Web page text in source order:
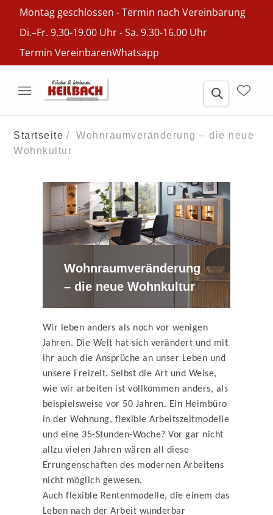
Montag geschlossen - Termin nach Vereinbarung
Di.–Fr. 9.30-19.00 Uhr - Sa. 9.30-16.00 Uhr
Termin VereinbarenWhatsapp
Startseite
Wohnraumveränderung – die neue
Wohnkultur
Wohnraumveränderung
– die neue Wohnkultur
Wir leben anders als noch vor wenigen
Jahren. Die Welt hat sich verändert und mit
ihr auch die Ansprüche an unser Leben und
unsere Freizeit. Selbst die Art und Weise,
wie wir arbeiten ist vollkommen anders, als
beispielsweise vor 50 Jahren. Ein Heimbüro
in der Wohnung, flexible Arbeitszeitmodelle
und eine 35-Stunden-Woche? Vor gar nicht
allzu vielen Jahren wären all diese
Errungenschaften des modernen Arbeitens
nicht möglich gewesen.
Auch flexible Rentenmodelle, die einem das
Leben nach der Arbeit wunderbar